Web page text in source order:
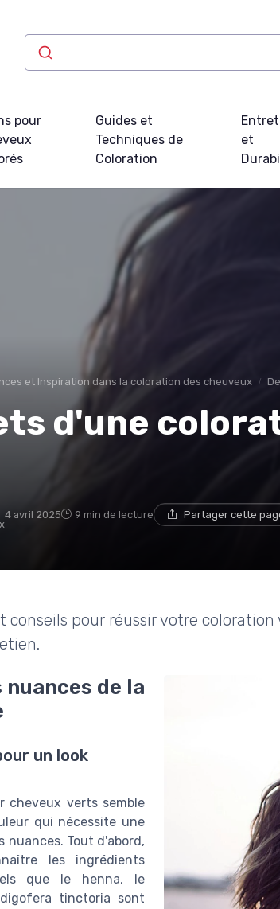
pour
Guides et
Techniques de
Coloration
et
et Inspiration dans la coloration des cheuveux
d'une
4 avril 2025 9 min de lecture Partager cette
conseils pour réussir votre
de la
un look
cheveux verts semble
qui nécessite une
nuances. Tout d'abord,
les ingrédients
que le henna, le
tinctoria sont